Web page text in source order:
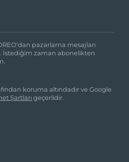
pazarlama mesajları
İstediğim zaman abonelikten
koruma altındadır ve Google
Şartlarıgeçerlidir.